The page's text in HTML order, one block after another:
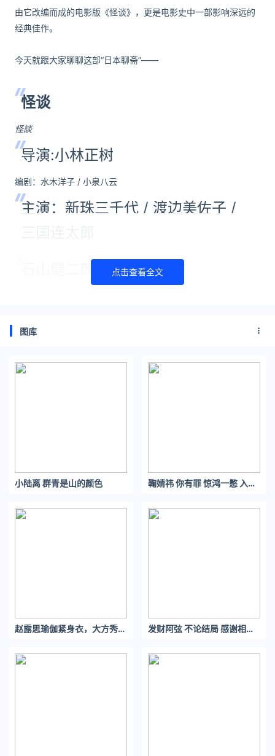
由它改编而成的电影版《怪谈》，更是电影史中一部影响深远的
经典佳作。
今天就跟大家聊聊这部“日本聊斋”——
怪谈
怪談
导演:小林正树
编剧：水木洋子 / 小泉八云
主演：新珠三千代 / 渡边美佐子 /
石山健二郎 / 赤木兰子
上映日期: 1964-12-29（日本）
片长：183分钟
艺术指导和最佳摄影两项大奖。
豆瓣评分8.3，作为灵异题材的电影能拿到如此高分，可见水准之
高。
之美。
点击查看全文
图库
小陆离 群青是山的颜色 ​​​​ 鞠婧祎 你有罪 惊鸿一憋 入我心上之罪
赵露思瑜伽紧身衣，大方秀出好身材 发财阿弦 不论结局 感谢相遇. 钟情于你 爱而不得